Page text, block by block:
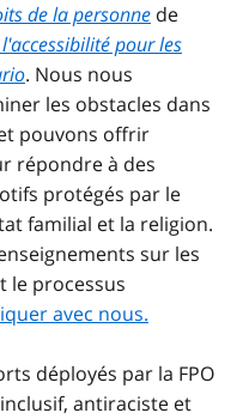
de la personne de
pour les
. Nous nous
les obstacles dans
pouvons offrir
répondre à des
protégés par le
familial et la religion.
sur les
le processus
avec nous.
déployés par la FPO
antiraciste et